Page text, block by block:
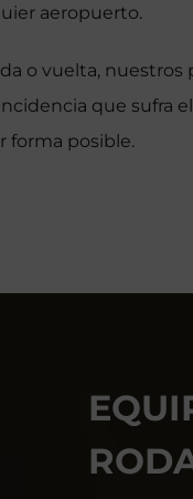
aeropuerto.
o vuelta, nuestros
que sufra
forma posible.